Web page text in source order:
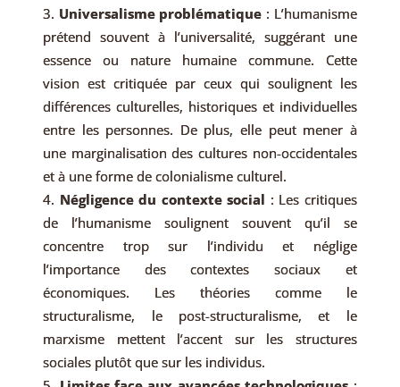
Universalisme problématique : L’humanisme
prétend souvent à l’universalité, suggérant une
essence ou nature humaine commune. Cette
vision est critiquée par ceux qui soulignent les
différences culturelles, historiques et individuelles
entre les personnes. De plus, elle peut mener à
une marginalisation des cultures non-occidentales
et à une forme de colonialisme culturel.
Négligence du contexte social : Les critiques
de l’humanisme soulignent souvent qu’il se
concentre trop sur l’individu et néglige
l’importance des contextes sociaux et
économiques. Les théories comme le
structuralisme, le post-structuralisme, et le
marxisme mettent l’accent sur les structures
sociales plutôt que sur les individus.